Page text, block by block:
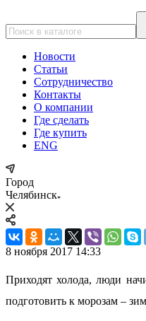
Новости
Статьи
Сотрудничество
Контакты
О компании
Где сделать
Где купить
ENG
Город
Челябинск
8 ноября 2017 14:33
Приходят холода, люди
подготовить к морозам –